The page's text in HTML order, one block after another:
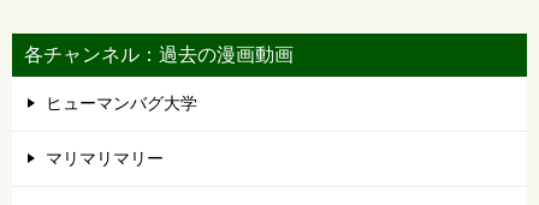
各チャンネル：過去の漫画動画
ヒューマンバグ大学
マリマリマリー